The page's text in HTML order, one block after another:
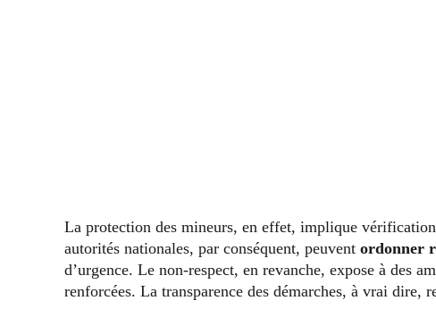
La protection des mineurs, en effet, implique
autorités nationales, par conséquent, peuvent ordonner
d’urgence. Le non-respect, en revanche, expose à des
renforcées. La transparence des démarches, à vrai